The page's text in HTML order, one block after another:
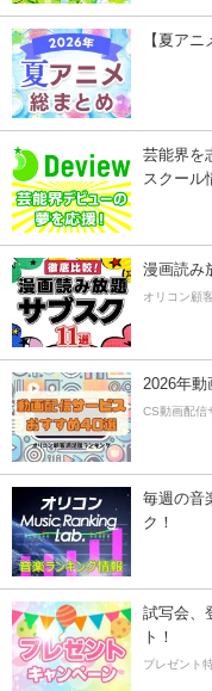
【夏ア
芸能界を
スクール
漫画読み
オリコン顧
2026年動
CS動画配信
毎週の音
ク！
試写会、
ト！
プレゼント